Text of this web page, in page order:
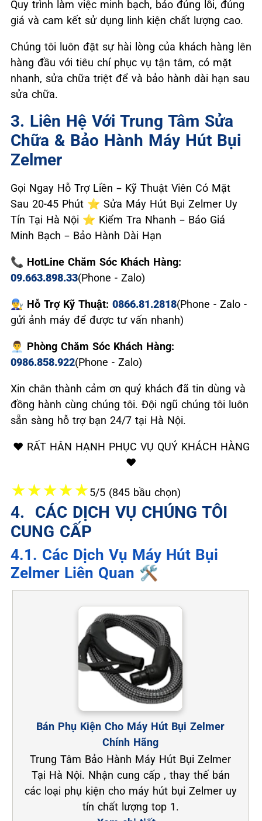
Quy trình làm việc minh bạch, báo đúng lỗi, đúng
giá và cam kết sử dụng linh kiện chất lượng cao.
Chúng tôi luôn đặt sự hài lòng của khách hàng lên
hàng đầu với tiêu chí phục vụ tận tâm, có mặt
nhanh, sửa chữa triệt để và bảo hành dài hạn sau
sửa chữa.
3. Liên Hệ Với Trung Tâm Sửa
Chữa & Bảo Hành Máy Hút Bụi
Zelmer
Gọi Ngay Hỗ Trợ Liền – Kỹ Thuật Viên Có Mặt
Sau 20-45 Phút ⭐ Sửa Máy Hút Bụi Zelmer Uy
Tín Tại Hà Nội ⭐ Kiểm Tra Nhanh – Báo Giá
Minh Bạch – Bảo Hành Dài Hạn
📞 HotLine Chăm Sóc Khách Hàng:
09.663.898.33(Phone - Zalo)
👨‍🔧 Hỗ Trợ Kỹ Thuật: 0866.81.2818(Phone - Zalo -
gửi ảnh máy để được tư vấn nhanh)
👨‍💼 Phòng Chăm Sóc Khách Hàng:
0986.858.922(Phone - Zalo)
Xin chân thành cảm ơn quý khách đã tin dùng và
đồng hành cùng chúng tôi. Đội ngũ chúng tôi luôn
sẵn sàng hỗ trợ bạn 24/7 tại Hà Nội.
❤️ RẤT HÂN HẠNH PHỤC VỤ QUÝ KHÁCH HÀNG
❤️
★★★★★5/5 (845 bầu chọn)
4. ️ CÁC DỊCH VỤ CHÚNG TÔI
CUNG CẤP
4.1. Các Dịch Vụ Máy Hút Bụi
Zelmer Liên Quan 🛠️
Bán Phụ Kiện Cho Máy Hút Bụi Zelmer
Chính Hãng
Trung Tâm Bảo Hành Máy Hút Bụi Zelmer
Tại Hà Nội. Nhận cung cấp , thay thế bán
các loại phụ kiện cho máy hút bụi Zelmer uy
tín chất lượng top 1.